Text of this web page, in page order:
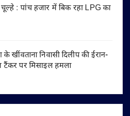
: पांच हजार में बिक रहा LPG का
के खींवताना निवासी दिलीप की ईरान-
पर मिसाइल हमला